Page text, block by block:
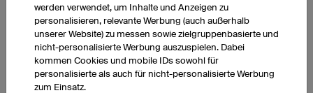
Abriebfestes High-Tech-Material
Seitenfach mit Reißverschluss
1 Stück: CHF 27.00 pro Stück
10 Stück: CHF 22.00 pro Stück
50 Stück: CHF 22.00 pro Stück
werden verwendet, um Inhalte und Anzeigen zu
personalisieren, relevante Werbung (auch außerhalb
unserer Website) zu messen sowie zielgruppenbasierte und
nicht-personalisierte Werbung auszuspielen. Dabei
kommen Cookies und mobile IDs sowohl für
personalisierte als auch für nicht-personalisierte Werbung
zum Einsatz.